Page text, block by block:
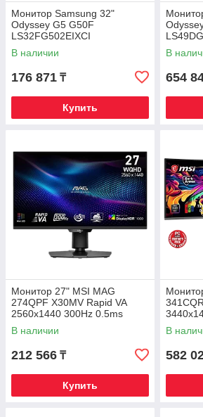
Монитор Samsung 32"
Odyssey G5 G50F
LS32FG502EIXCI
В наличии
176 871 ₸
Купить
В
654
Монитор 27" MSI MAG
274QPF X30MV Rapid VA
2560x1440 300Hz 0.5ms
1000cd/m2 4500:1 2xHDMI
1xDP HAS
В наличии
212 566 ₸
Купить
1300cd/
1xDP
В
582